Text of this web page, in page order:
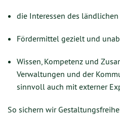
die Interessen des
Fördermittel gezielt und
Wissen, Kompetenz und
Verwaltungen und der
sinnvoll auch mit externer
So sichern wir